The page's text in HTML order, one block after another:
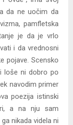
da ne uočim da
pamfletska
je da je vrlo
i da vrednosni
pojave. Scensko
loše ni dobro po
navodim primer
poezija istinski
a na nju sam
nikada videla ni